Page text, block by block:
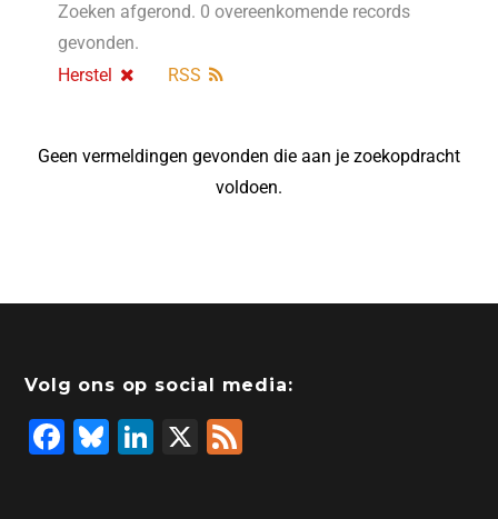
Zoeken afgerond. 0 overeenkomende records
gevonden.
Herstel
RSS
Geen vermeldingen gevonden die aan je zoekopdracht
voldoen.
Volg ons op social media:
F
Bl
Li
X